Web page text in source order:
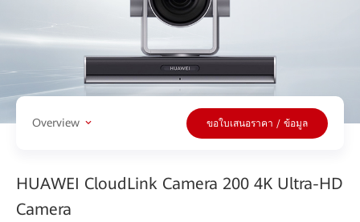
Overview ขอใบเสนอราคา / ข้อมูล
HUAWEI CloudLink Camera 200 4K Ultra-HD
Camera